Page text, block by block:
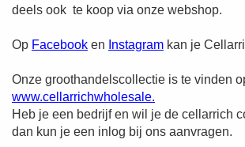
deels ook te koop via onze webshop.
Op Facebook en Instagram kan je
Onze groothandelscollectie is te vinden
www.cellarrichwholesale.
Heb je een bedrijf en wil je de cellarrich
dan kun je een inlog bij ons aanvragen.